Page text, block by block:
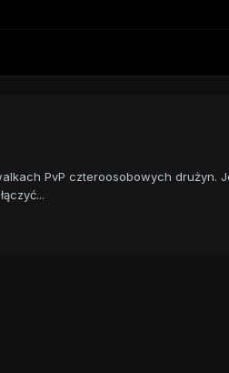
PvP czteroosobowych drużyn.